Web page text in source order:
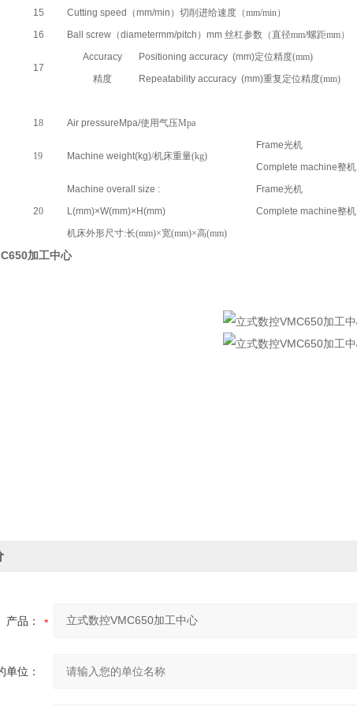
15 Cutting speed （mm/min ）切削进给速度（mm/min）
16 Ball screw（diametermm/pitch ） mm 丝杠参数（直径mm/螺距mm）
17
Accuracy
精度
Positioning accuracy (mm)定位精度(mm)
Repeatability accuracy (mm)重复定位精度(mm)
18 Air pressureMpa/使用气压Mpa
19 Machine weight(kg)/机床重量(kg)
Frame光机
Complete machine整机
20
Machine overall size :
L(mm)×W(mm)×H(mm)
机床外形尺寸:长(mm)×宽(mm)×高(mm)
Frame光机
Complete machine整机
加工中心
产品：
单位：